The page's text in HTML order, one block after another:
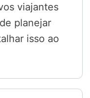
viajantes
planejar
isso ao